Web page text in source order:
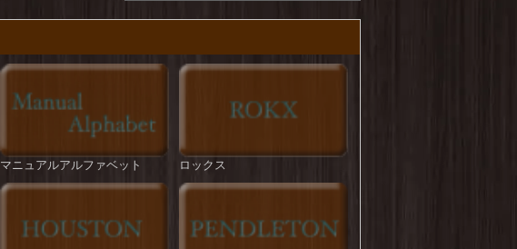
ROKX : MG CROPS
ROKX : T/C HYBRID PANT を更新しまし
た！
BIG MIKE : Pintuck Tropical Easy Pantを更新
しました！
した！
マニュアルアルファベット ロックス